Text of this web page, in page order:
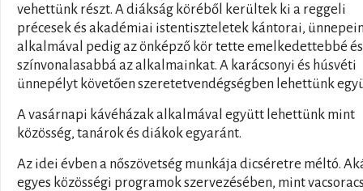
vehettünk részt. A diákság köréből kerültek ki a reggeli
précesek és akadémiai istentiszteletek kántorai,
alkalmával pedig az önképző kör tette emelkedettebbé és
színvonalasabbá az alkalmainkat. A karácsonyi és húsvéti
ünnepélyt követően szeretetvendégségben lehettünk
A vasárnapi kávéházak alkalmával együtt lehettünk mint
közösség, tanárok és diákok egyaránt.
Az idei évben a nőszövetség munkája dicséretre méltó.
egyes közösségi programok szervezésében, mint